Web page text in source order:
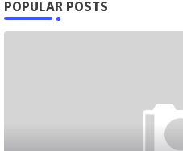
POPULAR POSTS